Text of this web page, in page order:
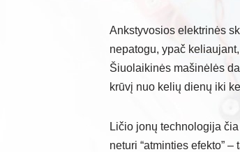
Ankstyvosios elektrinės
nepatogu, ypač
Šiuolaikinės mašinėlės
krūvį nuo kelių dienų iki
Ličio jonų technologija
neturi “atminties efekto”